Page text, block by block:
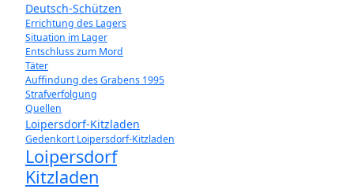
Deutsch-Schützen
Errichtung des Lagers
Situation im Lager
Entschluss zum Mord
Täter
Auffindung des Grabens 1995
Strafverfolgung
Quellen
Loipersdorf-Kitzladen
Gedenkort Loipersdorf-Kitzladen
Loipersdorf
Kitzladen